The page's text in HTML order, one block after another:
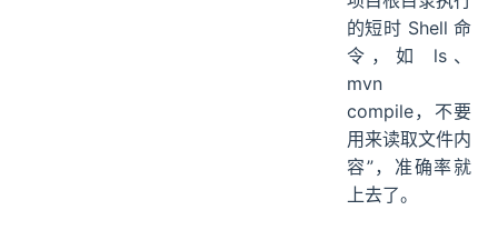
的短时 Shell 命
令，如 ls、
mvn
compile，不要
用来读取文件内
容”，准确率就
上去了。